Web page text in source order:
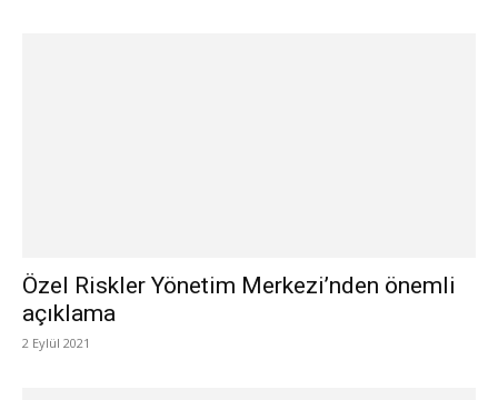
Özel Riskler Yönetim Merkezi’nden önemli
açıklama
2 Eylül 2021